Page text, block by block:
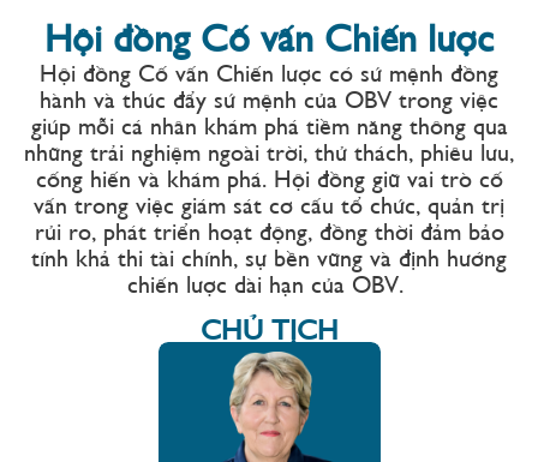
Hội đồng Cố vấn Chiến lược
Hội đồng Cố vấn Chiến lược có sứ mệnh đồng
hành và thúc đẩy sứ mệnh của OBV trong việc
giúp mỗi cá nhân khám phá tiềm năng thôngqua
những trải nghiệm ngoài trời, thử thách, phiêu lưu,
cống hiến và khám phá. Hội đồng giữ vai trò cố
vấn trong việc giám sát cơ cấu tổ chức, quản trị
rủi ro, phát triển hoạt động, đồng thời đảm bảo
tính khả thi tài chính, sự bền vững và định hướng
chiến lược dài hạn của OBV.
CHỦ TỊCH